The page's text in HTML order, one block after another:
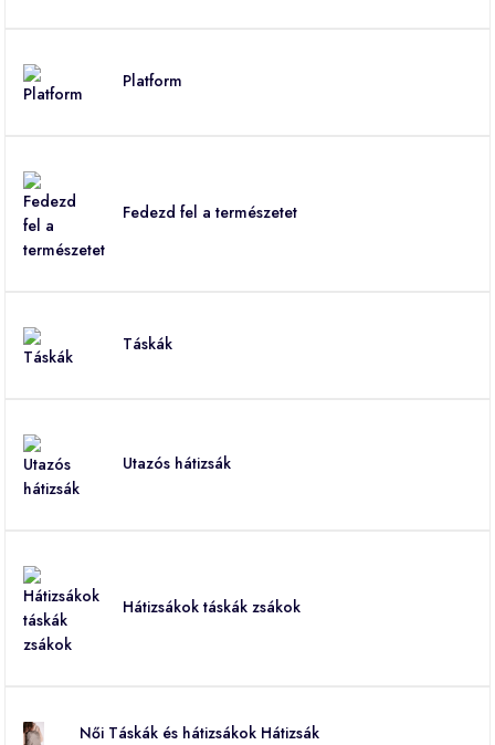
Platform
Fedezd fel a természetet
Táskák
Utazós hátizsák
Hátizsákok táskák zsákok
Női Táskák és hátizsákok Hátizsák